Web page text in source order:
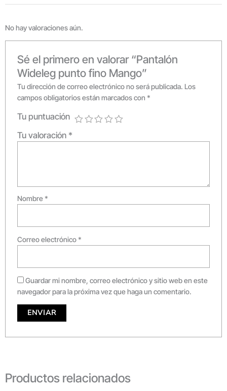
No hay valoraciones aún.
Sé el primero en valorar “Pantalón
Wideleg punto fino Mango”
Tu dirección de correo electrónico no será publicada. Los
campos obligatorios están marcados con *
Tu puntuación
Tu valoración *
Nombre *
Correo electrónico *
Guardar mi nombre, correo electrónico y sitio web en este
navegador para la próxima vez que haga un comentario.
Productos relacionados